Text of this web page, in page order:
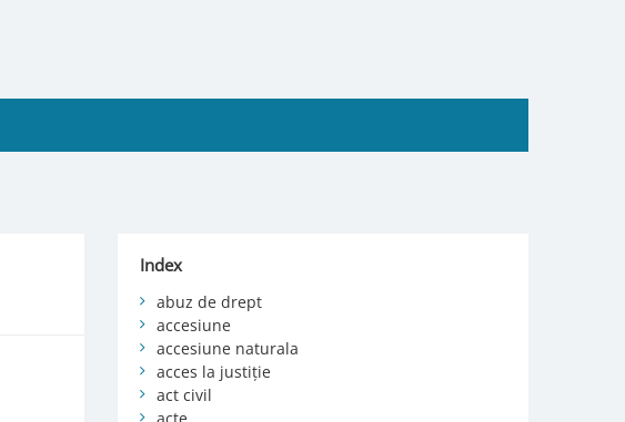
Index
abuz de drept
accesiune
accesiune naturala
acces la justiție
act civil